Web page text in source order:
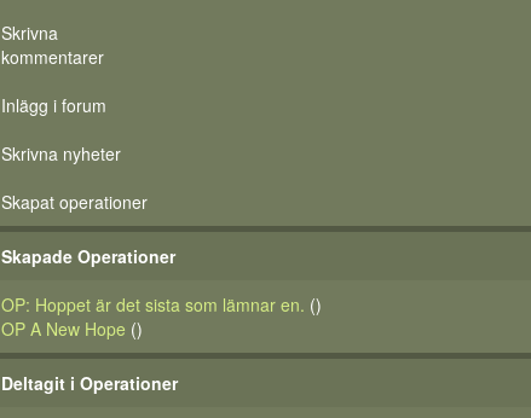
Skrivna
kommentarer
Inlägg i forum
Skrivna nyheter
Skapat operationer
Skapade Operationer
OP: Hoppet är det sista som lämnar en. ()
OP A New Hope ()
Deltagit i Operationer